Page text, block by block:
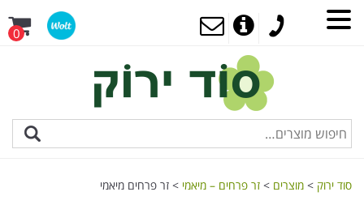
0
סוד ירוק > מוצרים > זר פרחים – מיאמי > זר פרחים מיאמי